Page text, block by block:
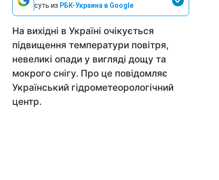
суть из РБК-Украина в Google
На вихідні в Україні очікується
підвищення температури повітря,
невеликі опади у вигляді дощу та
мокрого снігу. Про це повідомляє
Український гідрометеорологічний
центр.